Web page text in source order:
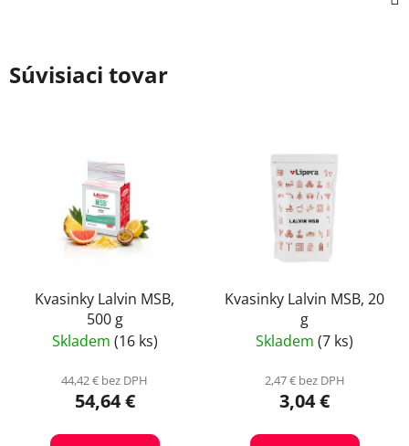
Súvisiaci tovar
Kvasinky Lalvin MSB,
500 g
Skladem (16 ks)
44,42 € bez DPH
54,64 €
Kvasinky Lalvin MSB, 20
g
Skladem (7 ks)
2,47 € bez DPH
3,04 €